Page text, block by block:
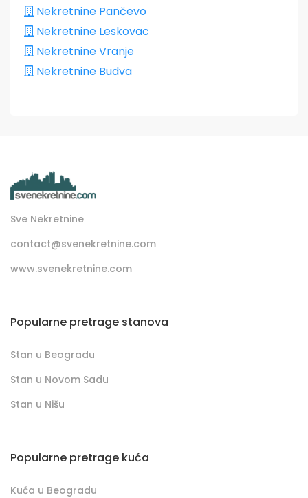
Nekretnine Pančevo
Nekretnine Leskovac
Nekretnine Vranje
Nekretnine Budva
Sve Nekretnine
contact@svenekretnine.com
www.svenekretnine.com
Popularne pretrage stanova
Stan u Beogradu
Stan u Novom Sadu
Stan u Nišu
Popularne pretrage kuća
Kuća u Beogradu